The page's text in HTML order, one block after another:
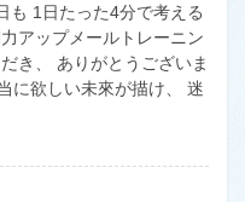
1日たった4分で考える
アップメールトレーニン
き、 ありがとうございま
欲しい未來が描け、 迷